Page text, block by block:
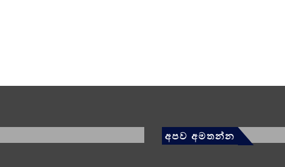
අපව අමතන්න